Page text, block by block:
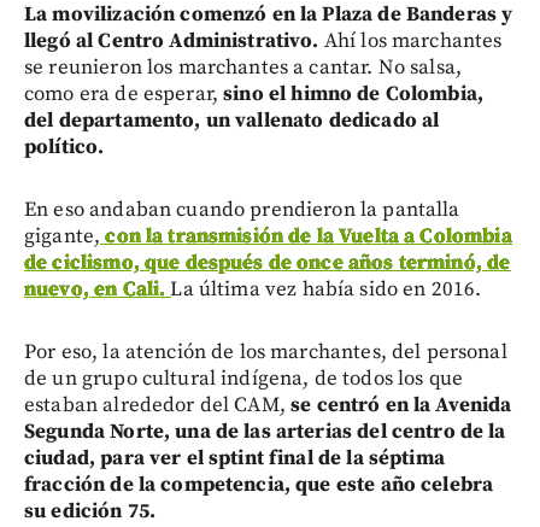
La movilización comenzó en la Plaza de Banderas y
llegó al Centro Administrativo. Ahí los marchantes
se reunieron los marchantes a cantar. No salsa,
como era de esperar, sino el himno de Colombia,
del departamento, un vallenato dedicado al
político.
En eso andaban cuando prendieron la pantalla
gigante, con la transmisión de la Vuelta a Colombia
de ciclismo, que después de once años terminó, de
nuevo, en Cali.La última vez había sido en 2016.
Por eso, la atención de los marchantes, del personal
de un grupo cultural indígena, de todos los que
estaban alrededor del CAM,se centró en la Avenida
Segunda Norte, una de las arterias del centro de la
ciudad, para ver el sptint final de la séptima
fracción de la competencia, que este año celebra
su edición 75.